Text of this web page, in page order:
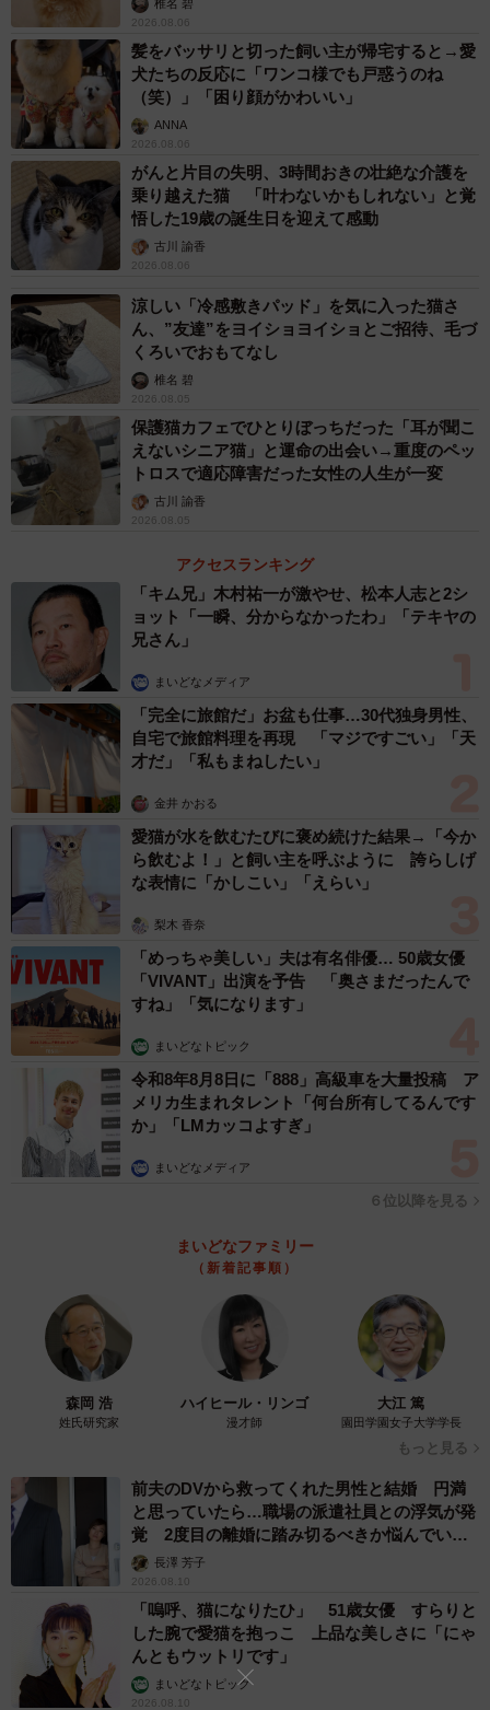
AirTagなどのGPS装置やマイクロチップ、ハーネスなどを
つけているから大丈夫、という意見も見受けられる。だが
実際は、「猫が散歩中にパニックを起こして逃走した」
「外飼いの猫が見当たらない…」といった投稿が日々ネッ
ト上で散見されるのが現状だ。
辛い思いをするのは飼い主じゃなく「猫」
「よく”猫は液体”と言われますが、しっかりとハーネスをつ
けていても、猫の滑らかな被毛やしなやかな動きによって
簡単に抜けてしまいます。もし、クラクションや大きな物
音などに驚きパニックになった猫が本気で暴れたら…ハー
ネスが抜けてしまうか、飼い主が猫に嚙まれたり爪を立て
られたりしてリードごと手放してしまい、猫が逸走してし
まう可能性が高いと考えられます。そうなれば交通事故に
遭う確率は高くなります。AirTagもマイクロチップも交通
事故を防いでくれません。猫が逸走して迷子になる、ある
い主ではなく、猫なんです」（クウとカイさん）
やむを得ない場合も「SNSには投稿しないで」
それでも、「家のなかに閉じ込めておくのはかわいそう」
「元野良猫だから外の世界が恋しいはず」と、愛猫を外に
出したがる人もいる。
「環境の変化が苦手な猫にとって、室内はもっとも安心で
きる自分のテリトリーです。あえてそのテリトリーを屋外
まで広げる必要はないと思います。野良猫を保護した直後
など、いろいろと手を尽くしてもストレスが多く、対処が
出来ないようなやむを得ない場合などに一時的に散歩をさ
せることもあるかもしれません。
だとしても、その様子を撮影した写真や動画をSNSに投稿
しないでほしいです。SNSで見かけただけでは、その猫が
抱えている細かい事情までは伝わらず、真似をする人が出
てこないとも限りませんから…」（クウとカイさん）
椎名 碧
2026.08.06
髪をバッサリと切った飼い主が帰宅すると→愛
犬たちの反応に「ワンコ様でも戸惑うのね
（笑）」「困り顔がかわいい」
ANNA
2026.08.06
がんと片目の失明、3時間おきの壮絶な介護を
乗り越えた猫 「叶わないかもしれない」と覚
悟した19歳の誕生日を迎えて感動
古川 諭香
2026.08.06
涼しい「冷感敷きパッド」を気に入った猫さ
ん、”友達”をヨイショヨイショとご招待、毛づ
くろいでおもてなし
椎名 碧
2026.08.05
保護猫カフェでひとりぼっちだった「耳が聞こ
えないシニア猫」と運命の出会い→重度のペッ
トロスで適応障害だった女性の人生が一変
古川 諭香
2026.08.05
アクセスランキング
「キム兄」木村祐一が激やせ、松本人志と2シ
ョット「一瞬、分からなかったわ」「テキヤの
兄さん」
まいどなメディア
「完全に旅館だ」お盆も仕事…30代独身男性、
自宅で旅館料理を再現 「マジですごい」「天
才だ」「私もまねしたい」
金井 かおる
愛猫が水を飲むたびに褒め続けた結果→「今か
ら飲むよ！」と飼い主を呼ぶように 誇らしげ
な表情に「かしこい」「えらい」
梨木 香奈
「めっちゃ美しい」夫は有名俳優… 50歳女優
「VIVANT」出演を予告 「奥さまだったんで
すね」「気になります」
まいどなトピック
令和8年8月8日に「888」高級車を大量投稿 ア
メリカ生まれタレント「何台所有してるんです
か」「LMカッコよすぎ」
まいどなメディア
６位以降を見る
まいどなファミリー
（新着記事順）
森岡 浩
姓氏研究家
ハイヒール・リンゴ
漫才師
大江 篤
園田学園女子大学学長
もっと見る
前夫のDVから救ってくれた男性と結婚 円満
と思っていたら…職場の派遣社員との浮気が発
覚 2度目の離婚に踏み切るべきか悩んでいま
す【夫婦関係修復カウンセラーが解説】
長澤 芳子
2026.08.10
「嗚呼、猫になりたひ」 51歳女優 すらりと
した腕で愛猫を抱っこ 上品な美しさに「にゃ
んともウットリです」
まいどなトピック
2026.08.10